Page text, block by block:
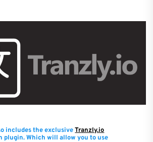
includes the exclusiveTranzly.io
plugin. Which will allow you to use